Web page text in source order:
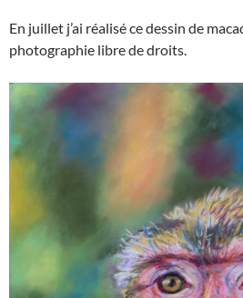
En juillet j’ai réalisé ce dessin de
photographie libre de droits.